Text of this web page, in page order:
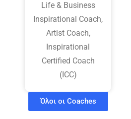
Life & Business
Inspirational Coach,
Artist Coach,
Inspirational
Certified Coach
(ICC)
Όλοι οι Coaches